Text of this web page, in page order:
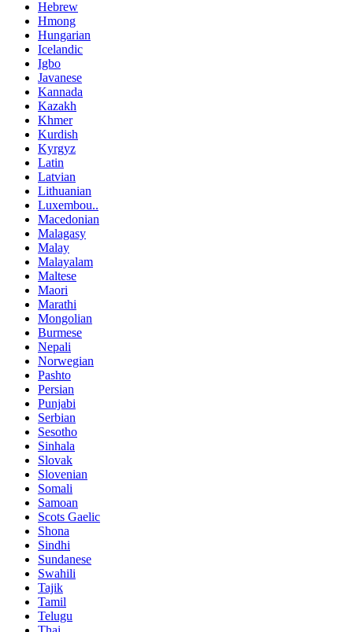
Hebrew
Hmong
Hungarian
Icelandic
Igbo
Javanese
Kannada
Kazakh
Khmer
Kurdish
Kyrgyz
Latin
Latvian
Lithuanian
Luxembou..
Macedonian
Malagasy
Malay
Malayalam
Maltese
Maori
Marathi
Mongolian
Burmese
Nepali
Norwegian
Pashto
Persian
Punjabi
Serbian
Sesotho
Sinhala
Slovak
Slovenian
Somali
Samoan
Scots Gaelic
Shona
Sindhi
Sundanese
Swahili
Tajik
Tamil
Telugu